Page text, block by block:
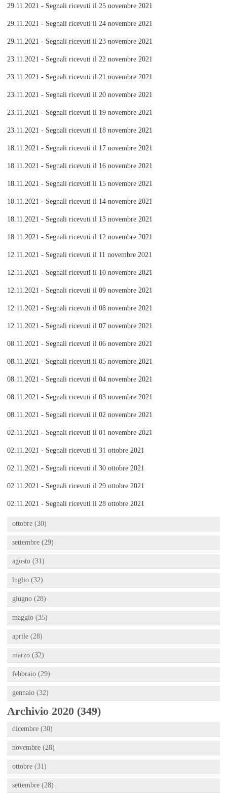
29.11.2021 - Segnali ricevuti il 25 novembre 2021
29.11.2021 - Segnali ricevuti il 24 novembre 2021
29.11.2021 - Segnali ricevuti il 23 novembre 2021
23.11.2021 - Segnali ricevuti il 22 novembre 2021
23.11.2021 - Segnali ricevuti il 21 novembre 2021
23.11.2021 - Segnali ricevuti il 20 novembre 2021
23.11.2021 - Segnali ricevuti il 19 novembre 2021
23.11.2021 - Segnali ricevuti il 18 novembre 2021
18.11.2021 - Segnali ricevuti il 17 novembre 2021
18.11.2021 - Segnali ricevuti il 16 novembre 2021
18.11.2021 - Segnali ricevuti il 15 novembre 2021
18.11.2021 - Segnali ricevuti il 14 novembre 2021
18.11.2021 - Segnali ricevuti il 13 novembre 2021
18.11.2021 - Segnali ricevuti il 12 novembre 2021
12.11.2021 - Segnali ricevuti il 11 novembre 2021
12.11.2021 - Segnali ricevuti il 10 novembre 2021
12.11.2021 - Segnali ricevuti il 09 novembre 2021
12.11.2021 - Segnali ricevuti il 08 novembre 2021
12.11.2021 - Segnali ricevuti il 07 novembre 2021
08.11.2021 - Segnali ricevuti il 06 novembre 2021
08.11.2021 - Segnali ricevuti il 05 novembre 2021
08.11.2021 - Segnali ricevuti il 04 novembre 2021
08.11.2021 - Segnali ricevuti il 03 novembre 2021
08.11.2021 - Segnali ricevuti il 02 novembre 2021
02.11.2021 - Segnali ricevuti il 01 novembre 2021
02.11.2021 - Segnali ricevuti il 31 ottobre 2021
02.11.2021 - Segnali ricevuti il 30 ottobre 2021
02.11.2021 - Segnali ricevuti il 29 ottobre 2021
02.11.2021 - Segnali ricevuti il 28 ottobre 2021
ottobre (30)
settembre (29)
agosto (31)
luglio (32)
giugno (28)
maggio (35)
aprile (28)
marzo (32)
febbraio (29)
gennaio (32)
Archivio 2020 (349)
dicembre (30)
novembre (28)
ottobre (31)
settembre (28)